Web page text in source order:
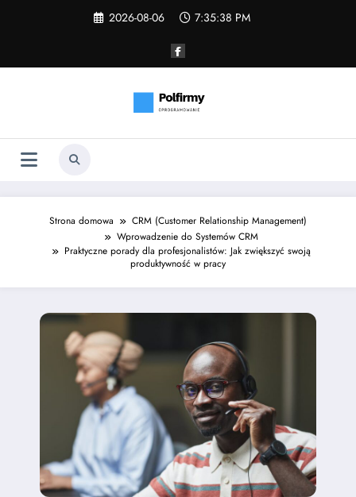
2026-08-06 7:35:39 PM
Strona domowa
CRM (Customer Relationship Management)
Wprowadzenie do Systemów CRM
Praktyczne porady dla profesjonalistów: Jak zwiększyć swoją
produktywność w pracy